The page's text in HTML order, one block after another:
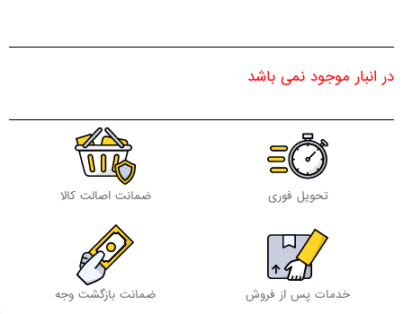
در انبار موجود نمی باشد
تحویل فوری ضمانت اصالت کالا
خدمات پس از فروش ضمانت بازگشت وجه